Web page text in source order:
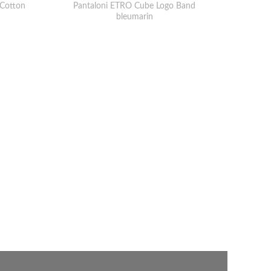
Pantaloni ETRO Cube Logo Band
bleumarin